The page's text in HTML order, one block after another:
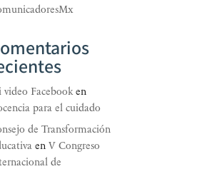
video Facebooken
para el cuidado
de Transformación
enV Congreso
de